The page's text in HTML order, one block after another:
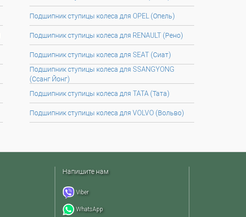
Подшипник ступицы колеса для OPEL (Опель)
Подшипник ступицы колеса для RENAULT (Рено)
Подшипник ступицы колеса для SEAT (Сиат)
Подшипник ступицы колеса для SSANGYONG
(Ссанг Йонг)
Подшипник ступицы колеса для TATA (Тата)
Подшипник ступицы колеса для VOLVO (Вольво)
Напишите нам
Viber
WhatsApp